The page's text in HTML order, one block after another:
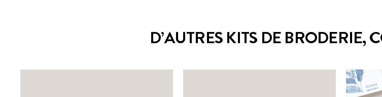
D’AUTRES KITS DE BRODERIE,